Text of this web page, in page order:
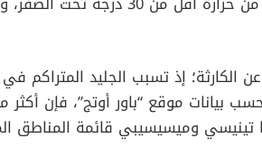
عن الكارثة؛ إذ تسبب الجليد
تينيسي وميسيسيبي قائمة المناطق